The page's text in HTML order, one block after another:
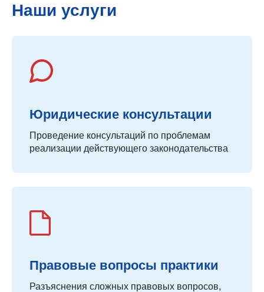
Наши услуги
Юридические консультации
Проведение консультаций по проблемам
реализации действующего законодательства
Правовые вопросы практики
Разъяснения сложных правовых вопросов,